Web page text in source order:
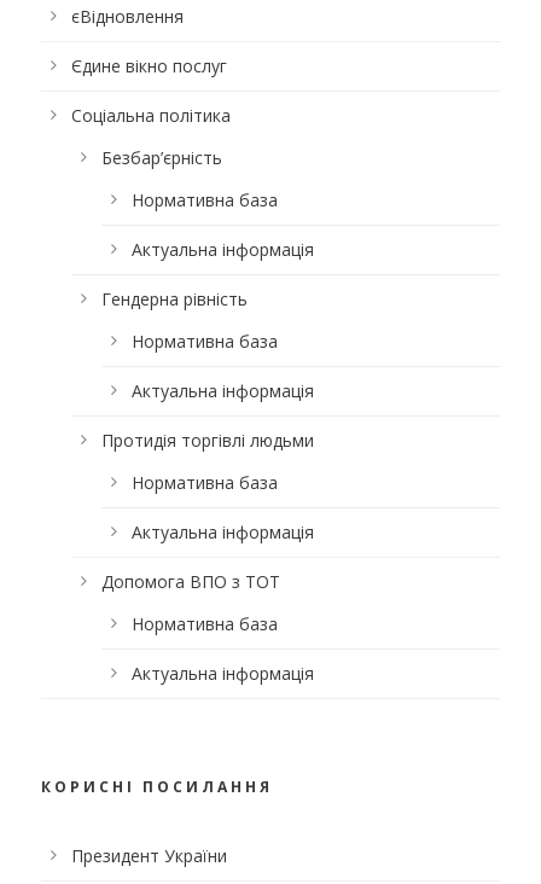
єВідновлення
Єдине вікно послуг
Соціальна політика
Безбар’єрність
Нормативна база
Актуальна інформація
Гендерна рівність
Нормативна база
Актуальна інформація
Протидія торгівлі людьми
Нормативна база
Актуальна інформація
Допомога ВПО з ТОТ
Нормативна база
Актуальна інформація
КОРИСНІ ПОСИЛАННЯ
Президент України